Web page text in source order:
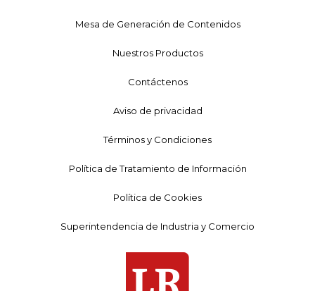
Mesa de Generación de Contenidos
Nuestros Productos
Contáctenos
Aviso de privacidad
Términos y Condiciones
Política de Tratamiento de Información
Política de Cookies
Superintendencia de Industria y Comercio